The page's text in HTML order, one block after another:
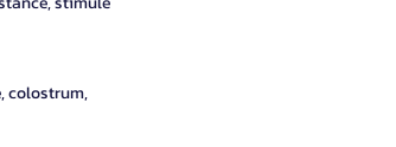
colostrum,